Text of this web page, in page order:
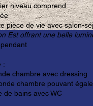
niveau comprend :
pièce de vie avec salon-
Est offrant une belle
:
chambre avec dressing
chambre pouvant
de bains avec WC